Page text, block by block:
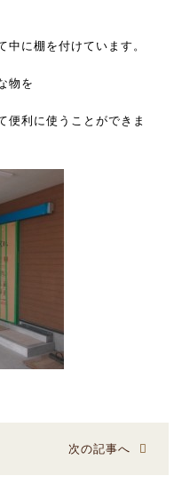
に棚を付けています。
物を
便利に使うことができま
次の記事へ